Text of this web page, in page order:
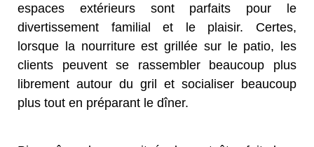
espaces extérieurs sont parfaits pour le
divertissement familial et le plaisir. Certes,
lorsque la nourriture est grillée sur le patio, les
clients peuvent se rassembler beaucoup plus
librement autour du gril et socialiser beaucoup
plus tout en préparant le dîner.